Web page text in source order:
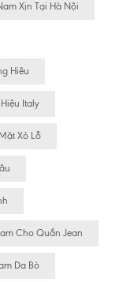
Xịn Tại Hà Nội
Hiêu
Italy
Xỏ Lỗ
Cho Quần Jean
Da Bò